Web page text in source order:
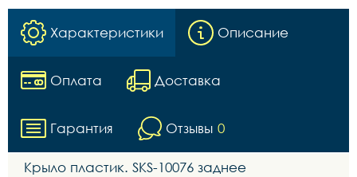
Характеристики Описание
Оплата Доставка
Гарантия Отзывы 0
Крыло пластик. SKS-10076 заднее